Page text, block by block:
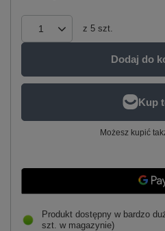
z 5 szt.
Dodaj do
Możesz kupić
Produkt dostępny w bardzo
szt. w magazynie)